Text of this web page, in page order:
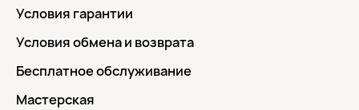
Условия гарантии
Условия обмена и возврата
Бесплатное обслуживание
Мастерская